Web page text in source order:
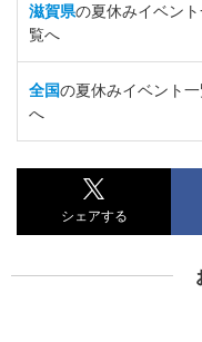
滋賀県の夏休みイベン
覧へ
全国の夏休みイベント
へ
シェアする